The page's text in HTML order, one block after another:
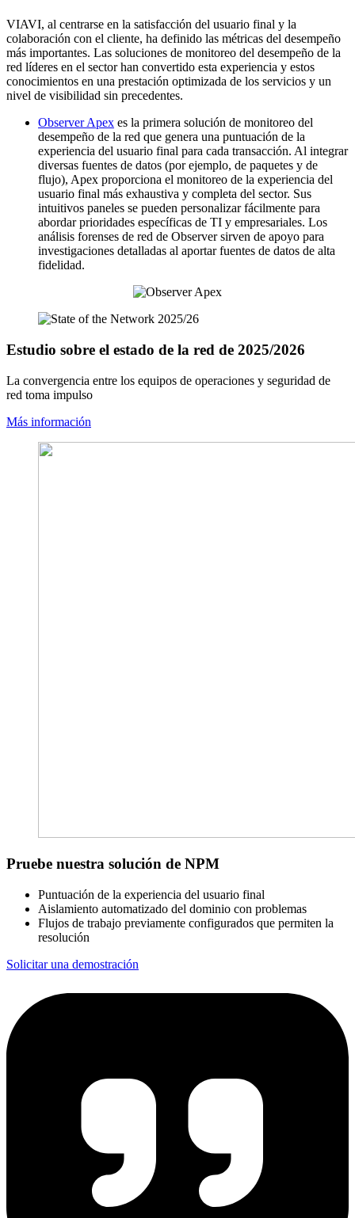
VIAVI, al centrarse en la satisfacción del usuario final y la
colaboración con el cliente, ha definido las métricas del desempeño
más importantes. Las soluciones de monitoreo del desempeño de la
red líderes en el sector han convertido esta experiencia y estos
conocimientos en una prestación optimizada de los servicios y un
nivel de visibilidad sin precedentes.
Observer Apex es la primera solución de monitoreo del
desempeño de la red que genera una puntuación de la
experiencia del usuario final para cada transacción. Al integrar
diversas fuentes de datos (por ejemplo, de paquetes y de
flujo), Apex proporciona el monitoreo de la experiencia del
usuario final más exhaustiva y completa del sector. Sus
intuitivos paneles se pueden personalizar fácilmente para
abordar prioridades específicas de TI y empresariales. Los
análisis forenses de red de Observer sirven de apoyo para
investigaciones detalladas al aportar fuentes de datos de alta
fidelidad.
Estudio sobre el estado de la red de 2025/2026
La convergencia entre los equipos de operaciones y seguridad de
red toma impulso
Más información
Pruebe nuestra solución de NPM
Puntuación de la experiencia del usuario final
Aislamiento automatizado del dominio con problemas
Flujos de trabajo previamente configurados que permiten la
resolución
Solicitar una demostración